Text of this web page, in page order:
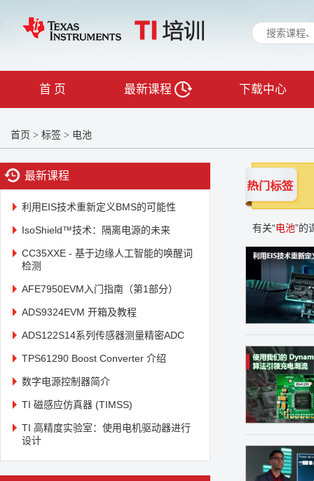
首 页 最新课程 下载中心
首页 > 标签 > 电池
最新课程
利用EIS技术重新定义BMS的可能性
IsoShield™技术：隔离电源的未来
CC35XXE - 基于边缘人工智能的唤醒词
检测
AFE7950EVM入门指南（第1部分）
ADS9324EVM 开箱及教程
ADS122S14系列传感器测量精密ADC
TPS61290 Boost Converter 介绍
数字电源控制器简介
TI 磁感应仿真器 (TIMSS)
TI 高精度实验室：使用电机驱动器进行
设计
有关“电池”的